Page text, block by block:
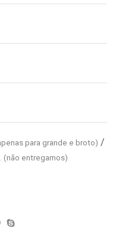
para grande e broto) /
(não entregamos)